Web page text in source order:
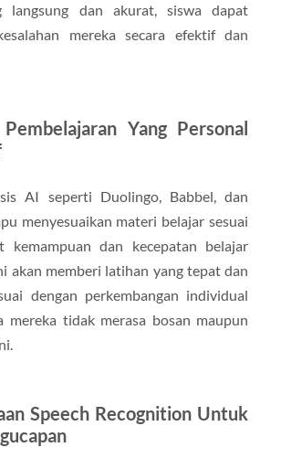
langsung dan akurat, siswa dapat
mereka secara efektif dan
Yang Personal
AI seperti Duolingo, Babbel, dan
menyesuaikan materi belajar sesuai
kemampuan dan kecepatan belajar
akan memberi latihan yang tepat dan
dengan perkembangan individual
mereka tidak merasa bosan maupun
Speech Recognition Untuk